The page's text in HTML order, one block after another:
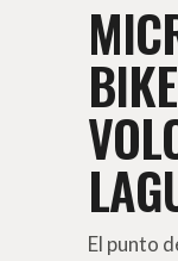
El punto